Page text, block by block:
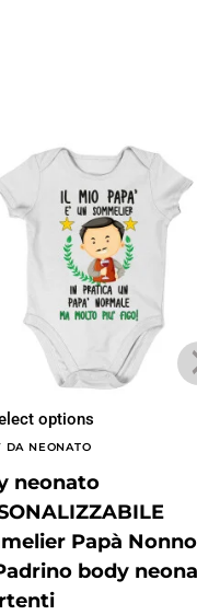
options
DA NEONATO
neonato
Papà Nonno
body